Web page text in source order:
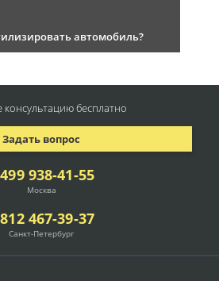
автомобиль?
938-41-55
Москва
467-39-37
Санкт-Петербург
Задать вопрос
консультациюбесплатно